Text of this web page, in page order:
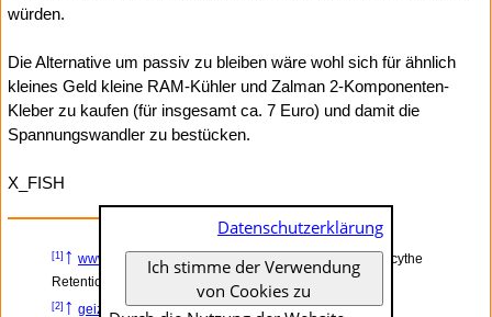
würden.
Die Alternative um passiv zu bleiben wäre wohl sich für ähnlich
kleines Geld kleine RAM-Kühler und Zalman 2-Komponenten-
Kleber zu kaufen (für insgesamt ca. 7 Euro) und damit die
Spannungswandler zu bestücken.
X_FISH
[1] ↑ www.x-fish.org
– Montage eines Scythe Ninja 2 mit Scythe
Retention Kit
[2] ↑ geizhals.at– Geizhals Deutschland
Datenschutzerklärung
Ich stimme der Verwendung
von Cookies zu